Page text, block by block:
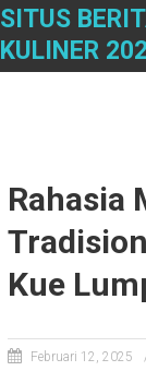
Skip
content
SITUS
KULINER
Rahasia
Kue
Februari 12, 2025